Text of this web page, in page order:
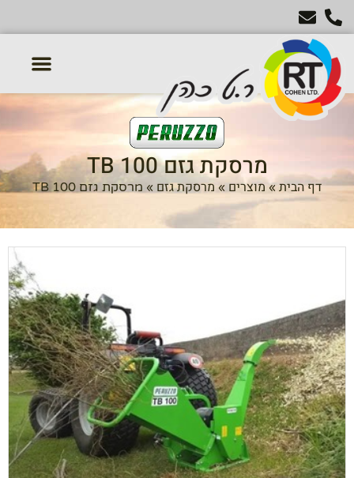
מרסקת גזם TB 100
דף הבית» מוצרים » מרסקת גזם » מרסקת גזם TB 100